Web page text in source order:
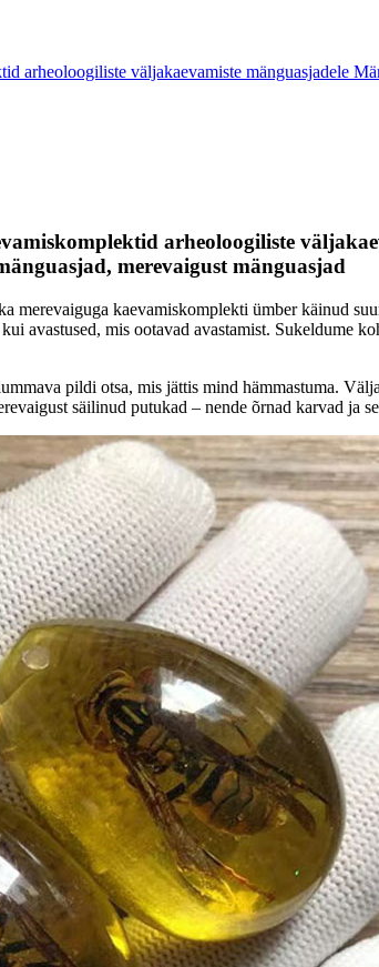
arheoloogiliste väljakaevamiste mänguasjadele
arheoloogiliste
merevaigust mänguasjad
merevaiguga kaevamiskomplekti ümber käinud
avastused, mis ootavad avastamist. Sukeldume
pildi otsa, mis jättis mind hämmastuma.
säilinud putukad – nende õrnad karvad ja